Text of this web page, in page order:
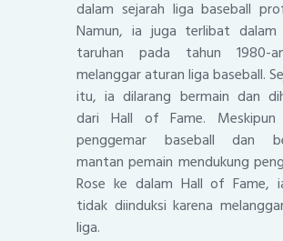
dalam sejarah liga baseball
Namun, ia juga terlibat dalam
taruhan pada tahun 1980-
melanggar aturan liga baseball.
itu, ia dilarang bermain dan
dari Hall of Fame. Meskipun
penggemar baseball dan
mantan pemain mendukung
Rose ke dalam Hall of Fame,
tidak diinduksi karena
liga.